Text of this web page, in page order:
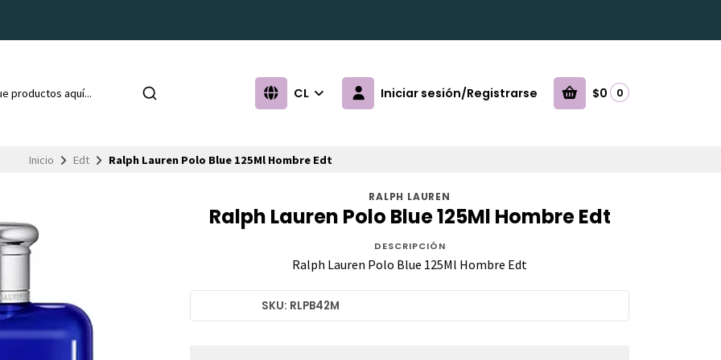
CL Iniciar sesión/Registrarse $0 0
Inicio Edt Ralph Lauren Polo Blue 125Ml Hombre Edt
RALPH LAUREN
Ralph Lauren Polo Blue 125Ml Hombre Edt
DESCRIPCIÓN
Ralph Lauren Polo Blue 125Ml Hombre Edt
SKU: RLPB42M